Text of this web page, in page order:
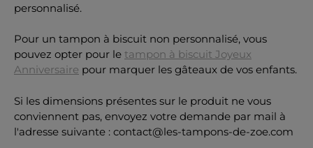
personnalisé.
Pour un tampon à biscuit non personnalisé, vous
pouvez opter pour le tampon à biscuit Joyeux
Anniversaire pour marquer les gâteaux de vos enfants.
Si les dimensions présentes sur le produit ne vous
conviennent pas, envoyez votre demande par mail à
l'adresse suivante : contact@les-tampons-de-zoe.com